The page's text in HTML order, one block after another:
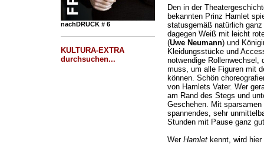
nachDRUCK # 6
KULTURA-EXTRA
durchsuchen...
Den in der
bekannten Prinz Hamlet
statusgemäß natürlich
dagegen Weiß mit leicht
(Uwe Neumann) und
Kleidungsstücke und
notwendige Rollenwechsel,
muss, um alle Figuren mit
können. Schön
von Hamlets Vater. Wer
am Rand des Stegs und
Geschehen. Mit
spannendes, sehr
Stunden mit Pause ganz
Wer Hamletkennt, wird hier